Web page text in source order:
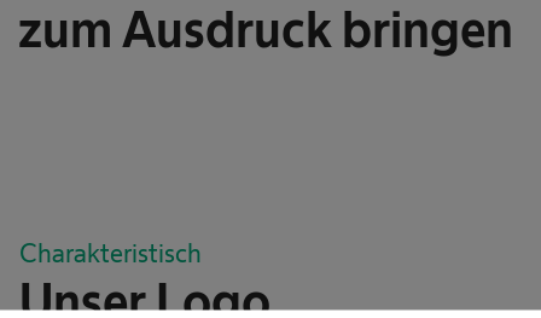
zum Ausdruck bringen
Charakteristisch
Unser Logo